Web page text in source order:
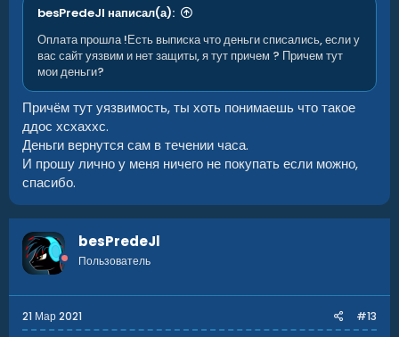
besPredeJl написал(а):
Оплата прошла !Есть выписка что деньги списались, если у
вас сайт уязвим и нет защиты, я тут причем ? Причем тут
мои деньги?
Причём тут уязвимость, ты хоть понимаешь что такое
ддос хсхаххс.
Деньги вернутся сам в течении часа.
И прошу лично у меня ничего не покупать если можно,
спасибо.
besPredeJl
Пользователь
21 Мар 2021 #13